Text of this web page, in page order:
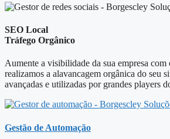
SEO Local
Tráfego Orgânico
Aumente a visibilidade da sua empresa
realizamos a alavancagem orgânica do seu
avançadas e utilizadas por grandes players
Gestão de Automação